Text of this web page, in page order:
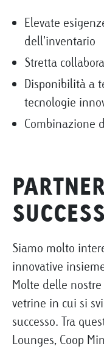
Elevate
dell'inventario
Stretta
Disponibilità a
tecnologie
Combinazione
Siamo molto
innovative
Molte delle
vetrine in cui si
successo. Tra
Lounges, Coop